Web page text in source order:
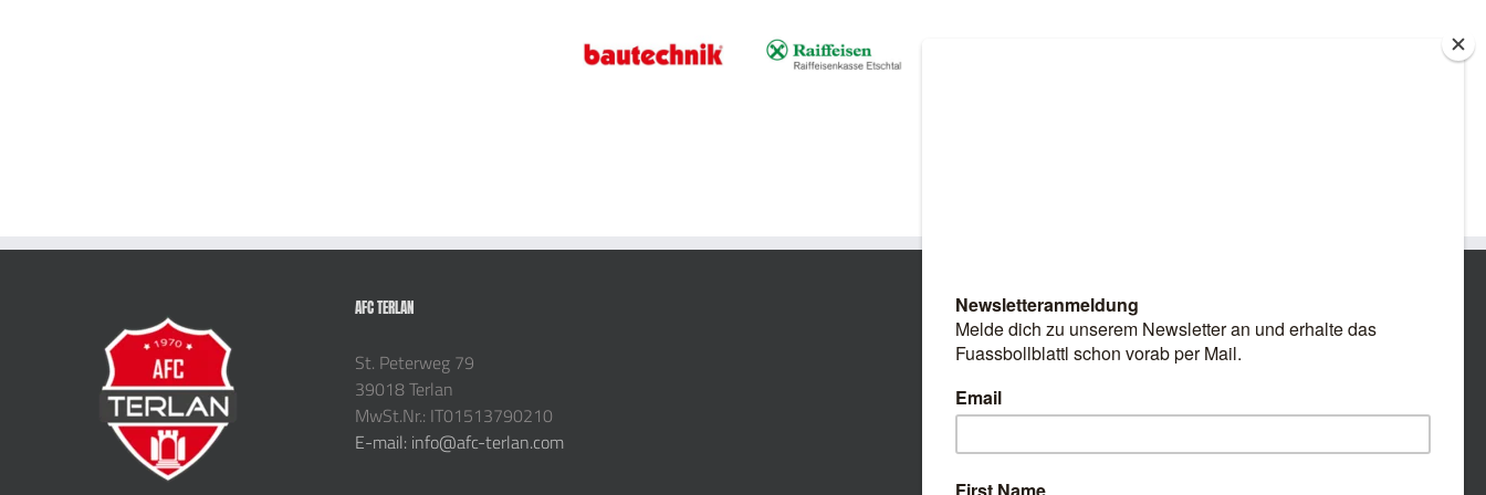
AFC TERLAN
St. Peterweg 79
39018 Terlan
MwSt.Nr.: IT01513790210
E-mail: info@afc-terlan.com